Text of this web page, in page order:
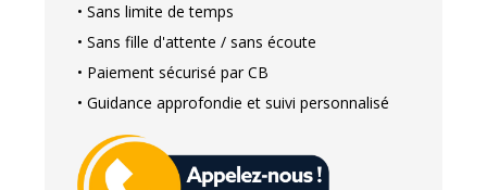
• Sans limite de temps
• Sans fille d'attente / sans écoute
• Paiement sécurisé par CB
• Guidance approfondie et suivi personnalisé